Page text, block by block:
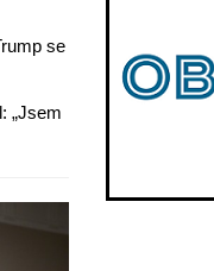
se
„Jsem